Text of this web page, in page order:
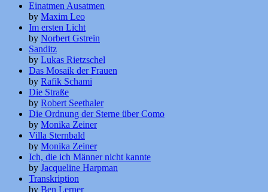
Einatmen Ausatmen
by Maxim Leo
Im ersten Licht
by Norbert Gstrein
Sanditz
by Lukas Rietzschel
Das Mosaik der Frauen
by Rafik Schami
Die Straße
by Robert Seethaler
Die Ordnung der Sterne über Como
by Monika Zeiner
Villa Sternbald
by Monika Zeiner
Ich, die ich Männer nicht kannte
by Jacqueline Harpman
Transkription
by Ben Lerner